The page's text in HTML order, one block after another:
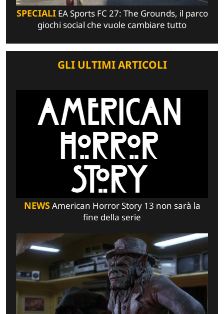
SPECIALIEA Sports FC 27: The Grounds, il parco
giochi social che vuole cambiare tutto
GLI ULTIMI ARTICOLI
NEWSAmerican Horror Story 13 non sarà la
fine della serie